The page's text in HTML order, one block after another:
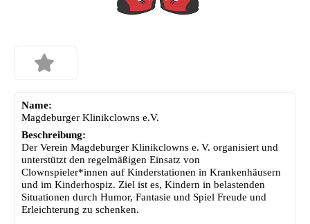
Name:
Magdeburger Klinikclowns e.V.
Beschreibung:
Der Verein Magdeburger Klinikclowns e. V. organisiert und
unterstützt den regelmäßigen Einsatz von
Clownspieler*innen auf Kinderstationen in Krankenhäusern
und im Kinderhospiz. Ziel ist es, Kindern in belastenden
Situationen durch Humor, Fantasie und Spiel Freude und
Erleichterung zu schenken.